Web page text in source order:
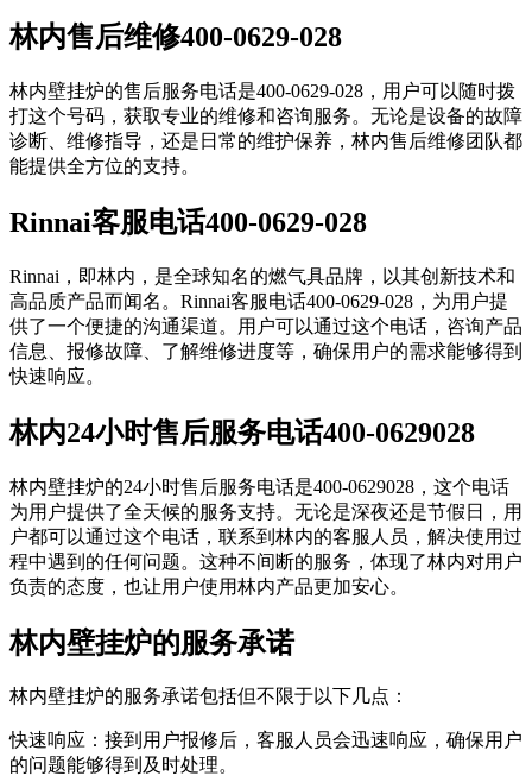
林内售后维修400-0629-028
林内壁挂炉的售后服务电话是400-0629-028，用户可以随时拨
打这个号码，获取专业的维修和咨询服务。无论是设备的故障
诊断、维修指导，还是日常的维护保养，林内售后维修团队都
能提供全方位的支持。
Rinnai客服电话400-0629-028
Rinnai，即林内，是全球知名的燃气具品牌，以其创新技术和
高品质产品而闻名。Rinnai客服电话400-0629-028，为用户提
供了一个便捷的沟通渠道。用户可以通过这个电话，咨询产品
信息、报修故障、了解维修进度等，确保用户的需求能够得到
快速响应。
林内24小时售后服务电话400-0629028
林内壁挂炉的24小时售后服务电话是400-0629028，这个电话
为用户提供了全天候的服务支持。无论是深夜还是节假日，用
户都可以通过这个电话，联系到林内的客服人员，解决使用过
程中遇到的任何问题。这种不间断的服务，体现了林内对用户
负责的态度，也让用户使用林内产品更加安心。
林内壁挂炉的服务承诺
林内壁挂炉的服务承诺包括但不限于以下几点：
快速响应：接到用户报修后，客服人员会迅速响应，确保用户
的问题能够得到及时处理。